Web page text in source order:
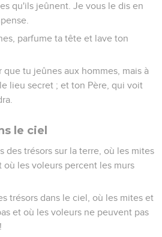
qu'ils jeûnent. Je vous le dis en
parfume ta tête et lave ton
que tu jeûnes aux hommes, mais à
lieu secret ; et ton Père, qui voit
le ciel
des trésors sur la terre, où les mites
les voleurs percent les murs
trésors dans le ciel, où les mites et
et où les voleurs ne peuvent pas